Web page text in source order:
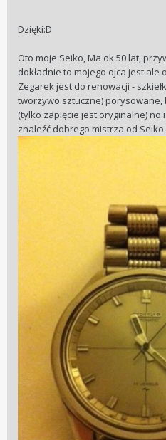
Dzięki:D
Oto moje Seiko, Ma ok 50 lat,
dokładnie to mojego ojca jest ale
Zegarek jest do renowacji -
tworzywo sztuczne)
(tylko zapięcie jest oryginalne) no
znaleźć dobrego mistrza od